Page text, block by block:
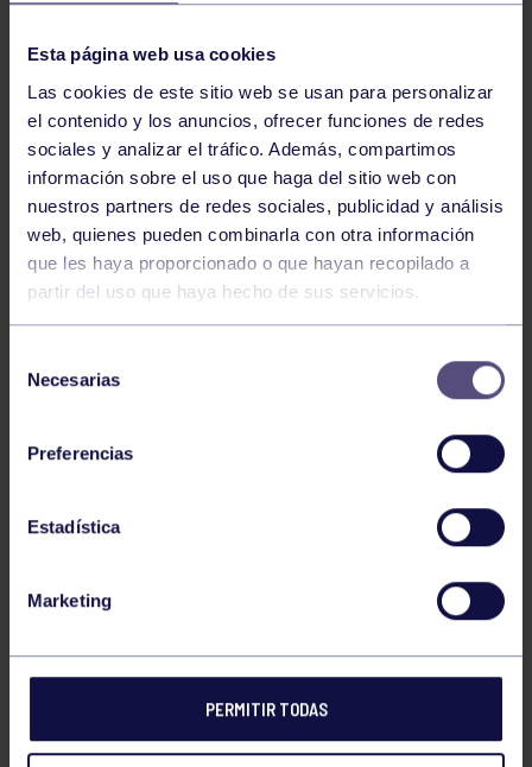
Esta página web usa cookies
Las cookies de este sitio web se usan para personalizar
el contenido y los anuncios, ofrecer funciones de redes
sociales y analizar el tráfico. Además, compartimos
información sobre el uso que haga del sitio web con
nuestros partners de redes sociales, publicidad y análisis
web, quienes pueden combinarla con otra información
que les haya proporcionado o que hayan recopilado a
partir del uso que haya hecho de sus servicios.
Necesarias
Preferencias
Estadística
Marketing
PERMITIR TODAS
GAM 14 Jul 2026
CAMPEONATO DE ESPAÑA
RESULTADO XIX TORNEO GAM DEL